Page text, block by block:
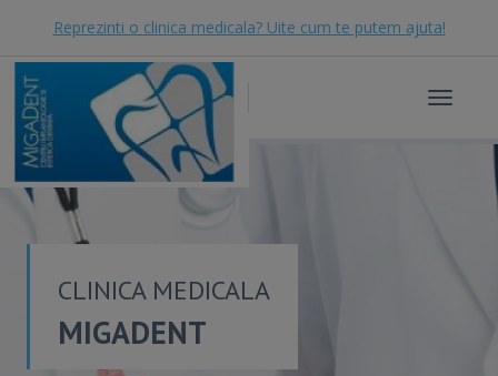
Reprezinti o clinica medicala? Uite cum te putem ajuta!
Toggle
CLINICA MEDICALA
MIGADENT